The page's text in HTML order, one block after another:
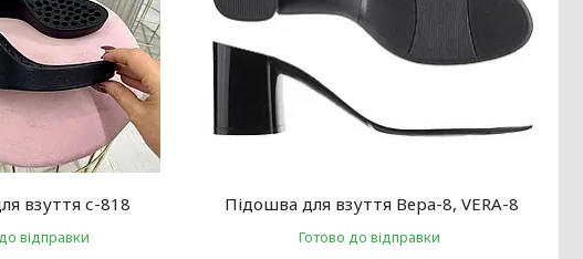
взуття с-818
відправки
Підошва для взуття Вера-8, VERA-8
Готово до відправки